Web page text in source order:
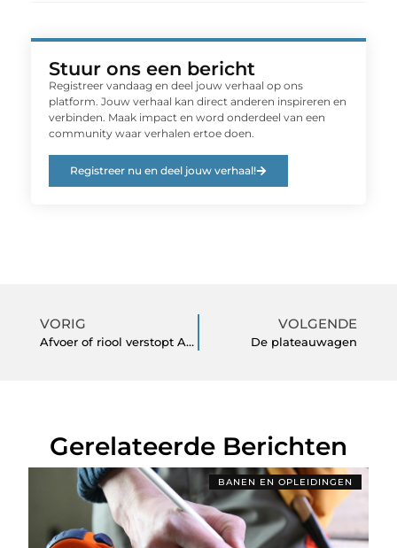
Stuur ons een bericht
Registreer vandaag en deel jouw verhaal op ons
platform. Jouw verhaal kan direct anderen inspireren en
verbinden. Maak impact en word onderdeel van een
community waar verhalen ertoe doen.
Registreer nu en deel jouw verhaal!
VORIG
Afvoer of riool verstopt Amsterdam
VOLGENDE
De plateauwagen
Gerelateerde Berichten
BANEN EN OPLEIDINGEN